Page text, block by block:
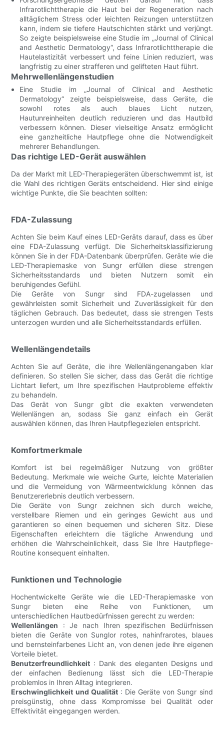
Infrarotlichttherapie die Haut bei der Regeneration nach
alltäglichem Stress oder leichten Reizungen unterstützen
kann, indem sie tiefere Hautschichten stärkt und verjüngt.
So zeigte beispielsweise eine Studie im „Journal of Clinical
and Aesthetic Dermatology“, dass Infrarotlichttherapie die
Hautelastizität verbessert und feine Linien reduziert, was
langfristig zu einer strafferen und gelifteten Haut führt.
Mehrwellenlängenstudien
Eine Studie im „Journal of Clinical and Aesthetic
Dermatology“ zeigte beispielsweise, dass Geräte, die
sowohl rotes als auch blaues Licht nutzen,
Hautunreinheiten deutlich reduzieren und das Hautbild
verbessern können. Dieser vielseitige Ansatz ermöglicht
eine ganzheitliche Hautpflege ohne die Notwendigkeit
mehrerer Behandlungen.
Das richtige LED-Gerät auswählen
Da der Markt mit LED-Therapiegeräten überschwemmt ist, ist
die Wahl des richtigen Geräts entscheidend. Hier sind einige
wichtige Punkte, die Sie beachten sollten:
FDA-Zulassung
Achten Sie beim Kauf eines LED-Geräts darauf, dass es über
eine FDA-Zulassung verfügt. Die Sicherheitsklassifizierung
können Sie in der FDA-Datenbank überprüfen. Geräte wie die
LED-Therapiemaske von Sungr erfüllen diese strengen
Sicherheitsstandards und bieten Nutzern somit ein
beruhigendes Gefühl.
Die Geräte von Sungr sind FDA-zugelassen und
gewährleisten somit Sicherheit und Zuverlässigkeit für den
täglichen Gebrauch. Das bedeutet, dass sie strengen Tests
unterzogen wurden und alle Sicherheitsstandards erfüllen.
Wellenlängendetails
Achten Sie auf Geräte, die ihre Wellenlängenangaben klar
definieren. So stellen Sie sicher, dass das Gerät die richtige
Lichtart liefert, um Ihre spezifischen Hautprobleme effektiv
zu behandeln.
Das Gerät von Sungr gibt die exakten verwendeten
Wellenlängen an, sodass Sie ganz einfach ein Gerät
auswählen können, das Ihren Hautpflegezielen entspricht.
Komfortmerkmale
Komfort ist bei regelmäßiger Nutzung von größter
Bedeutung. Merkmale wie weiche Gurte, leichte Materialien
und die Vermeidung von Wärmeentwicklung können das
Benutzererlebnis deutlich verbessern.
Die Geräte von Sungr zeichnen sich durch weiche,
verstellbare Riemen und ein geringes Gewicht aus und
garantieren so einen bequemen und sicheren Sitz. Diese
Eigenschaften erleichtern die tägliche Anwendung und
erhöhen die Wahrscheinlichkeit, dass Sie Ihre Hautpflege-
Routine konsequent einhalten.
Funktionen und Technologie
Hochentwickelte Geräte wie die LED-Therapiemaske von
Sungr bieten eine Reihe von Funktionen, um
unterschiedlichen Hautbedürfnissen gerecht zu werden:
Wellenlängen : Je nach Ihren spezifischen Bedürfnissen
bieten die Geräte von Sunglor rotes, nahinfrarotes, blaues
und bernsteinfarbenes Licht an, von denen jede ihre eigenen
Vorteile bietet.
Benutzerfreundlichkeit : Dank des eleganten Designs und
der einfachen Bedienung lässt sich die LED-Therapie
problemlos in Ihren Alltag integrieren.
Erschwinglichkeit und Qualität: Die Geräte von Sungr sind
preisgünstig, ohne dass Kompromisse bei Qualität oder
Effektivität eingegangen werden.